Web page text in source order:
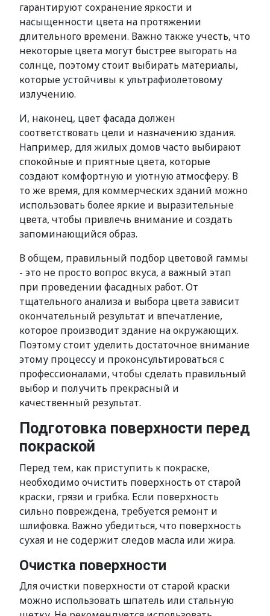
гарантируют сохранение яркости и
насыщенности цвета на протяжении
длительного времени. Важно также учесть, что
некоторые цвета могут быстрее выгорать на
солнце, поэтому стоит выбирать материалы,
которые устойчивы к ультрафиолетовому
излучению.
И, наконец, цвет фасада должен
соответствовать цели и назначению здания.
Например, для жилых домов часто выбирают
спокойные и приятные цвета, которые
создают комфортную и уютную атмосферу. В
то же время, для коммерческих зданий можно
использовать более яркие и выразительные
цвета, чтобы привлечь внимание и создать
запоминающийся образ.
В общем, правильный подбор цветовой гаммы
- это не просто вопрос вкуса, а важный этап
при проведении фасадных работ. От
тщательного анализа и выбора цвета зависит
окончательный результат и впечатление,
которое производит здание на окружающих.
Поэтому стоит уделить достаточное внимание
этому процессу и проконсультироваться с
профессионалами, чтобы сделать правильный
выбор и получить прекрасный и
качественный результат.
Подготовка поверхности перед
покраской
Перед тем, как приступить к покраске,
необходимо очистить поверхность от старой
краски, грязи и грибка. Если поверхность
сильно повреждена, требуется ремонт и
шлифовка. Важно убедиться, что поверхность
сухая и не содержит следов масла или жира.
Очистка поверхности
Для очистки поверхности от старой краски
можно использовать шпатель или стальную